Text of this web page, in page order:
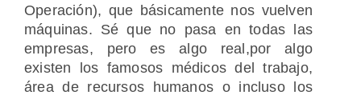
Operación), que básicamente nos vuelven
máquinas. Sé que no pasa en todas las
empresas, pero es algo real,por algo
existen los famosos médicos del trabajo,
área de recursos humanos o incluso los